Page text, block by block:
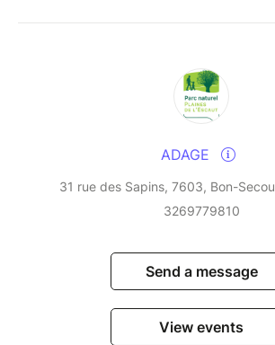
ADAGE
31 rue des Sapins, 7603, Bon-
3269779810
Send a message
View events